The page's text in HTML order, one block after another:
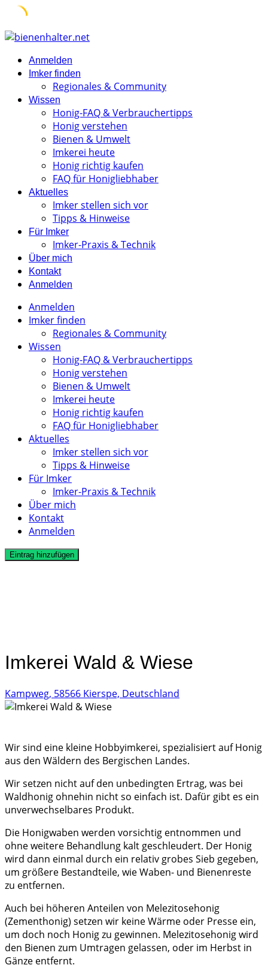
Skip
contentAnmelden
Imker finden
Regionales & Community
Wissen
Honig-FAQ & Verbrauchertipps
Honig verstehen
Bienen & Umwelt
Imkerei heute
Honig richtig kaufen
FAQ für Honigliebhaber
Aktuelles
Imker stellen sich vor
Tipps & Hinweise
Für Imker
Imker-Praxis & Technik
Über mich
Kontakt
Anmelden
Anmelden
Imker finden
Regionales & Community
Wissen
Honig-FAQ & Verbrauchertipps
Honig verstehen
Bienen & Umwelt
Imkerei heute
Honig richtig kaufen
FAQ für Honigliebhaber
Aktuelles
Imker stellen sich vor
Tipps & Hinweise
Für Imker
Imker-Praxis & Technik
Über mich
Kontakt
Anmelden
Eintrag hinzufügen
Imkerei Wald & Wiese
Kampweg, 58566 Kierspe, Deutschland
Wir sind eine kleine Hobbyimkerei, spezialisiert auf Honig
aus den Wäldern des Bergischen Landes.
Wir setzen nicht auf den unbedingten Ertrag, was bei
Waldhonig ohnehin nicht so einfach ist. Dafür gibt es ein
unverwechselbares Produkt.
Die Honigwaben werden vorsichtig entnommen und
ohne weitere Behandlung kalt geschleudert. Der Honig
wird dann einmal durch ein relativ grobes Sieb gegeben,
um größere Bestandteile, wie Waben- und Bienenreste
zu entfernen.
Auch bei höheren Anteilen von Melezitosehonig
(Zementhonig) setzen wir keine Wärme oder Presse ein,
um doch noch Honig zu gewinnen. Melezitosehonig wird
den Bienen zum Umtragen gelassen, oder im Herbst in
Gänze entfernt.